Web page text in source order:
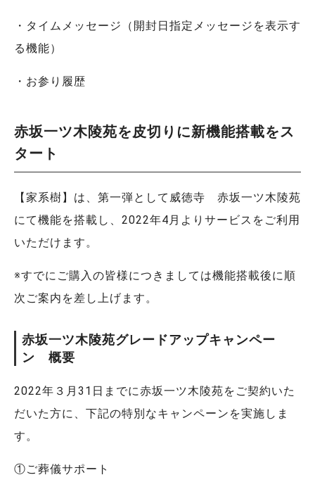
・タイムメッセージ（開封日指定メッセージを表示す
る機能）
・お参り履歴
赤坂一ツ木陵苑を皮切りに新機能搭載をス
タート
【家系樹】は、第一弾として威徳寺 赤坂一ツ木陵苑
にて機能を搭載し、2022年4月よりサービスをご利用
いただけます。
※すでにご購入の皆様につきましては機能搭載後に順
次ご案内を差し上げます。
赤坂一ツ木陵苑グレードアップキャンペー
ン 概要
2022年３月31日までに赤坂一ツ木陵苑をご契約いた
だいた方に、下記の特別なキャンペーンを実施しま
す。
①ご葬儀サポート